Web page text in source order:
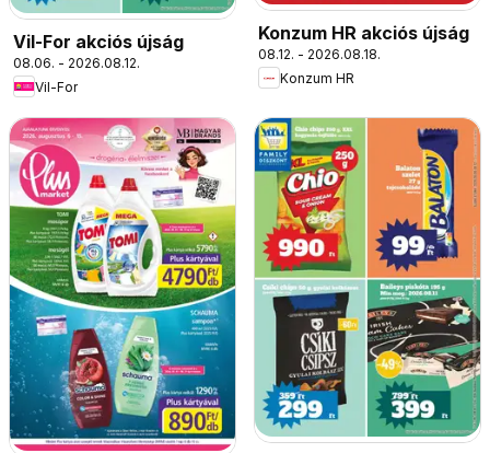
Vil-For akciós újság
08.06. - 2026.08.12.
Vil-For
Konzum HR akciós újság
08.12. - 2026.08.18.
Konzum HR